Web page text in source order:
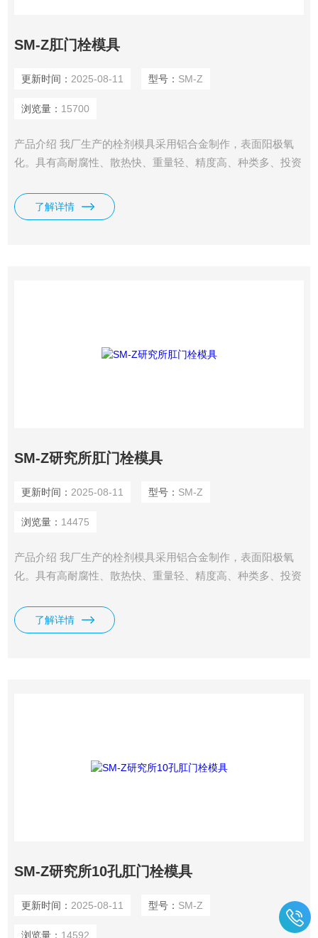
SM-Z肛门栓模具
更新时间： 2025-08-11 型号： SM-Z
浏览量： 15700
产品介绍 我厂生产的栓剂模具采用铝合金制作，表面阳极氧
化。具有高耐腐性、散热快、重量轻、精度高、种类多、投资
校、医院、药厂研发中心、研究所等小规模试制生产及教学演
示的*
了解详情
SM-Z研究所肛门栓模具
更新时间： 2025-08-11 型号： SM-Z
浏览量： 14475
产品介绍 我厂生产的栓剂模具采用铝合金制作，表面阳极氧
化。具有高耐腐性、散热快、重量轻、精度高、种类多、投资
校、医院、药厂研发中心、研究所等小规模试制生产及教学演
示的*
了解详情
SM-Z研究所10孔肛门栓模具
更新时间： 2025-08-11 型号： SM-Z
浏览量： 14592